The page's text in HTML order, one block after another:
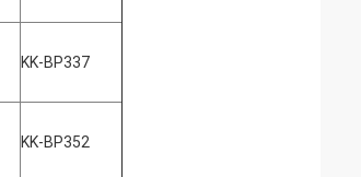
KK-BP337
KK-BP352